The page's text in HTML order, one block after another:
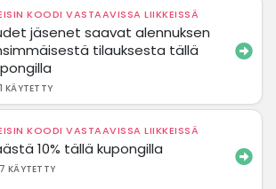
KOODI VASTAAVISSA LIIKKEISSÄ
jäsenet saavat alennuksen
tilauksesta tällä
KÄYTETTY
KOODI VASTAAVISSA LIIKKEISSÄ
10% tällä kupongilla
KÄYTETTY